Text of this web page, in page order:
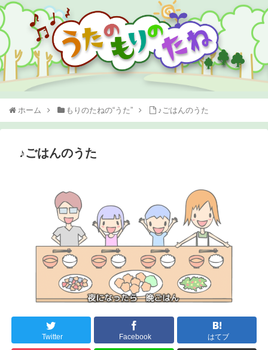
ホーム もりのたねの“うた” ♪ごはんのうた
♪ごはんのうた
Twitter Facebook はてブ